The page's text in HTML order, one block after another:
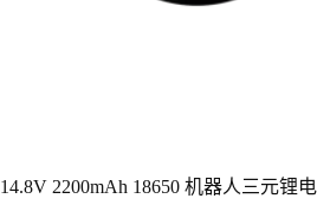
14.8V 2200mAh 18650 机器人三元锂